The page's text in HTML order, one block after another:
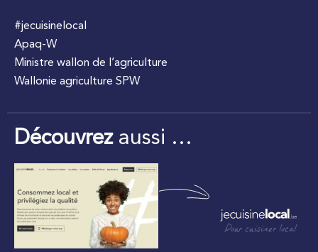
#jecuisinelocal
Apaq-W
Ministre wallon de l’agriculture
Wallonie agriculture SPW
Découvrezaussi …
Pour cuisiner local